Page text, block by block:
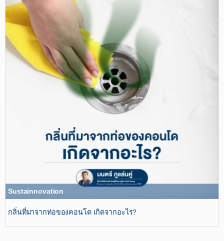
Sustainnovation
กลิ่นที่มาจากท่อของคอนโด เกิดจากอะไร?